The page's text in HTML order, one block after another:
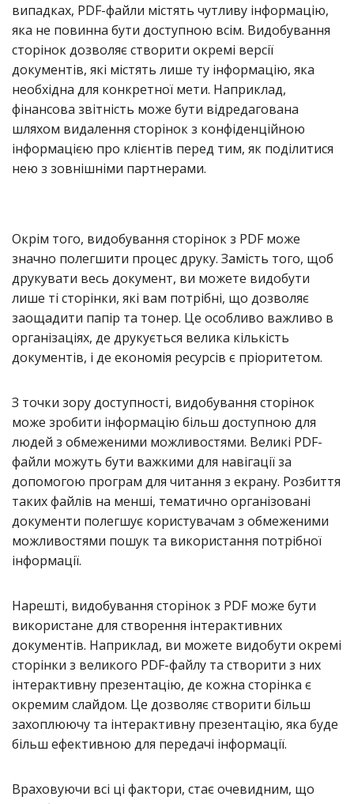
випадках, PDF-файли містять чутливу інформацію,
яка не повинна бути доступною всім. Видобування
сторінок дозволяє створити окремі версії
документів, які містять лише ту інформацію, яка
необхідна для конкретної мети. Наприклад,
фінансова звітність може бути відредагована
шляхом видалення сторінок з конфіденційною
інформацією про клієнтів перед тим, як поділитися
нею з зовнішніми партнерами.
Окрім того, видобування сторінок з PDF може
значно полегшити процес друку. Замість того, щоб
друкувати весь документ, ви можете видобути
лише ті сторінки, які вам потрібні, що дозволяє
заощадити папір та тонер. Це особливо важливо в
організаціях, де друкується велика кількість
документів, і де економія ресурсів є пріоритетом.
З точки зору доступності, видобування сторінок
може зробити інформацію більш доступною для
людей з обмеженими можливостями. Великі PDF-
файли можуть бути важкими для навігації за
допомогою програм для читання з екрану. Розбиття
таких файлів на менші, тематично організовані
документи полегшує користувачам з обмеженими
можливостями пошук та використання потрібної
інформації.
Нарешті, видобування сторінок з PDF може бути
використане для створення інтерактивних
документів. Наприклад, ви можете видобути окремі
сторінки з великого PDF-файлу та створити з них
інтерактивну презентацію, де кожна сторінка є
окремим слайдом. Це дозволяє створити більш
захоплюючу та інтерактивну презентацію, яка буде
більш ефективною для передачі інформації.
Враховуючи всі ці фактори, стає очевидним, що